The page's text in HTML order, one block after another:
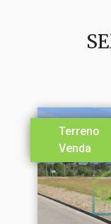
Terreno
Venda